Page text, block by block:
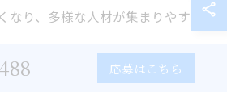
なり、多様な人材が集まりやすい
利厚生が充実しているケースも多
応募はこちら